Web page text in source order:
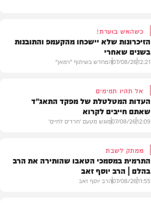
כשהאש בוערת!
הזיכרונות שלא יישכחו מהקעמפ והתובנות
בשנים שאחרי
12:21
07/08/26המחדש בשיתוף "וימאן"
אל תהיו תמימים
העדות המטלטלת של מפקד התאג"ד
שאתם חייבים לקרוא
12:09
07/08/26מוגש מטעם 'חרדים לחיים'
ממתק לשבת
התרמית במסמכי הטאבו שהותירה את הרב
בהלם | הרב יוסף זאב
11:55
07/08/26הרב יוסף זאב